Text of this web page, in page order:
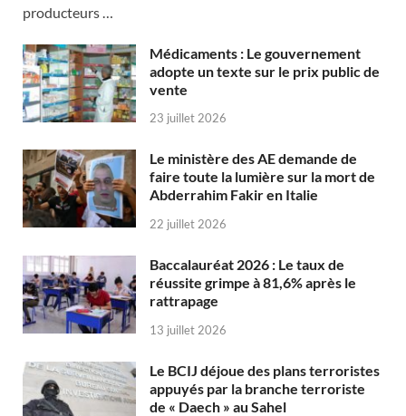
producteurs …
Médicaments : Le gouvernement
adopte un texte sur le prix public de
vente
23 juillet 2026
Le ministère des AE demande de
faire toute la lumière sur la mort de
Abderrahim Fakir en Italie
22 juillet 2026
Baccalauréat 2026 : Le taux de
réussite grimpe à 81,6% après le
rattrapage
13 juillet 2026
Le BCIJ déjoue des plans terroristes
appuyés par la branche terroriste
de « Daech » au Sahel